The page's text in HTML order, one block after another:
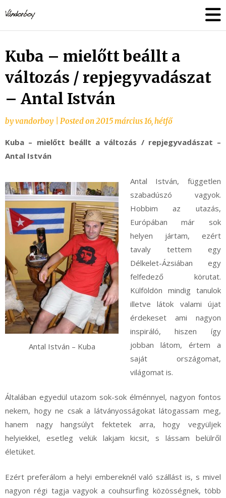
to
content
Kuba – mielőtt beállt a
változás / repjegyvadászat
– Antal István
byvandorboy Posted on2015 március 16, hétfő
Kuba – mielőtt beállt a változás / repjegyvadászat –
Antal István
Antal István – Kuba
Antal István, független
szabadúszó vagyok.
Hobbim az utazás,
Európában már sok
helyen jártam, ezért
tavaly tettem egy
Délkelet-Ázsiában egy
felfedező körutat.
Külföldön mindig tanulok
illetve látok valami újat
érdekeset ami nagyon
inspiráló, hiszen így
jobban látom, értem a
saját országomat,
világomat is.
Általában egyedül utazom sok-sok élménnyel, nagyon fontos
nekem, hogy ne csak a látványosságokat látogassam meg,
hanem nagy hangsúlyt fektetek arra, hogy vegyüljek
helyiekkel, esetleg velük lakjam kicsit, s lássam belülről
életüket.
Ezért preferálom a helyi embereknél való szállást is, s mivel
nagyon régi tagja vagyok a couhsurfing közösségnek, több